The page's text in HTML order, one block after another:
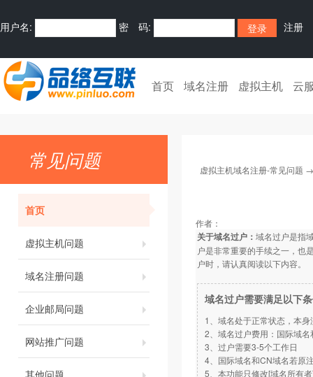
用户名: 密 码: 注册
首页 域名注册 虚拟主机 云
常见问题
首页
虚拟主机问题
域名注册问题
企业邮局问题
网站推广问题
其他问题
虚拟主机域名注册-常见问题
作者：
关于域名过户： 域名过户是指
户是非常重要的手续之一，也
户时，请认真阅读以下内容。
域名过户需要满足以下
1、域名处于正常状态，本
2、域名过户费用：国际域
3、过户需要3-5个工作日
4、国际域名和CN域名若原
5、本功能只修改[域名所有